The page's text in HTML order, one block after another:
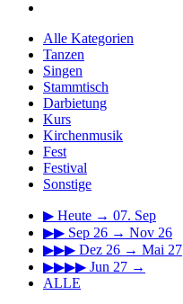
Alle Kategorien
Tanzen
Singen
Stammtisch
Darbietung
Kurs
Kirchenmusik
Fest
Festival
Sonstige
▶ Heute → 07. Sep
▶▶ Sep 26 → Nov 26
▶▶▶ Dez 26 → Mai 27
▶▶▶▶ Jun 27 →
ALLE